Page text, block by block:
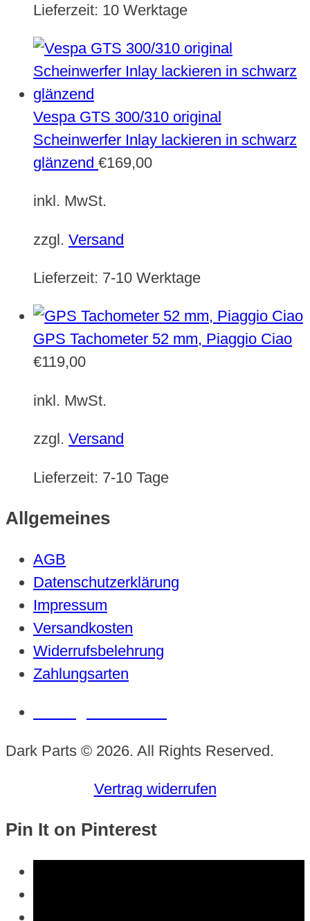
Lieferzeit: 10 Werktage
Vespa GTS 300/310 original
Scheinwerfer Inlay lackieren in schwarz
glänzend €169,00
inkl. MwSt.
zzgl. Versand
Lieferzeit: 7-10 Werktage
GPS Tachometer 52 mm, Piaggio Ciao
€119,00
inkl. MwSt.
zzgl. Versand
Lieferzeit: 7-10 Tage
Allgemeines
AGB
Datenschutzerklärung
Impressum
Versandkosten
Widerrufsbelehrung
Zahlungsarten
Dark Parts © 2026. All Rights Reserved.
Vertrag widerrufen
Pin It on Pinterest